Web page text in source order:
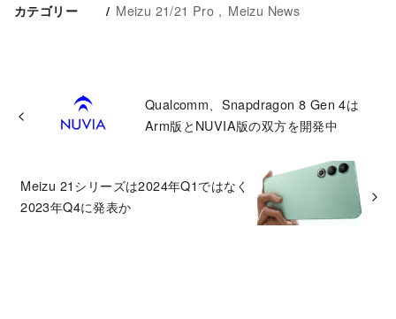
カテゴリー Meizu 21/21 Pro Meizu News
Qualcomm、Snapdragon 8 Gen 4は
Arm版とNUVIA版の双方を開発中
Meizu 21シリーズは2024年Q1ではなく
2023年Q4に発表か